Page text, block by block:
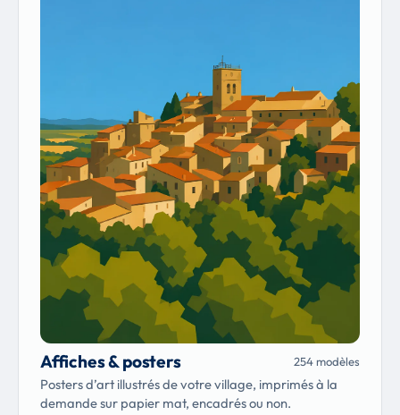
Affiches & posters 254 modèles
Posters d’art illustrés de votre village, imprimés à la
demande sur papier mat, encadrés ou non.